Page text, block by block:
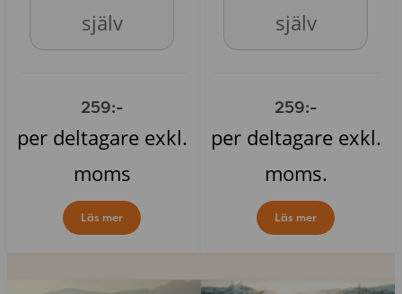
själv
259:-
per deltagare exkl.
moms
Läs mer
själv
259:-
per deltagare exkl.
moms.
Läs mer